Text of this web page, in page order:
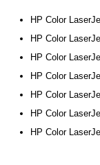
HP Color
HP Color
HP Color
HP Color
HP Color
HP Color
HP Color